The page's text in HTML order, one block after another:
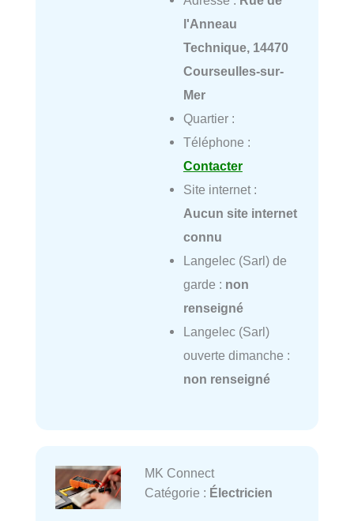
l'Anneau
Technique, 14470
Courseulles-sur-
Mer
Quartier :
Téléphone :
Contacter
Site internet :
Aucun site internet
connu
Langelec (Sarl) de
garde : non
renseigné
Langelec (Sarl)
ouverte dimanche :
non renseigné
MK Connect
Catégorie : Électricien